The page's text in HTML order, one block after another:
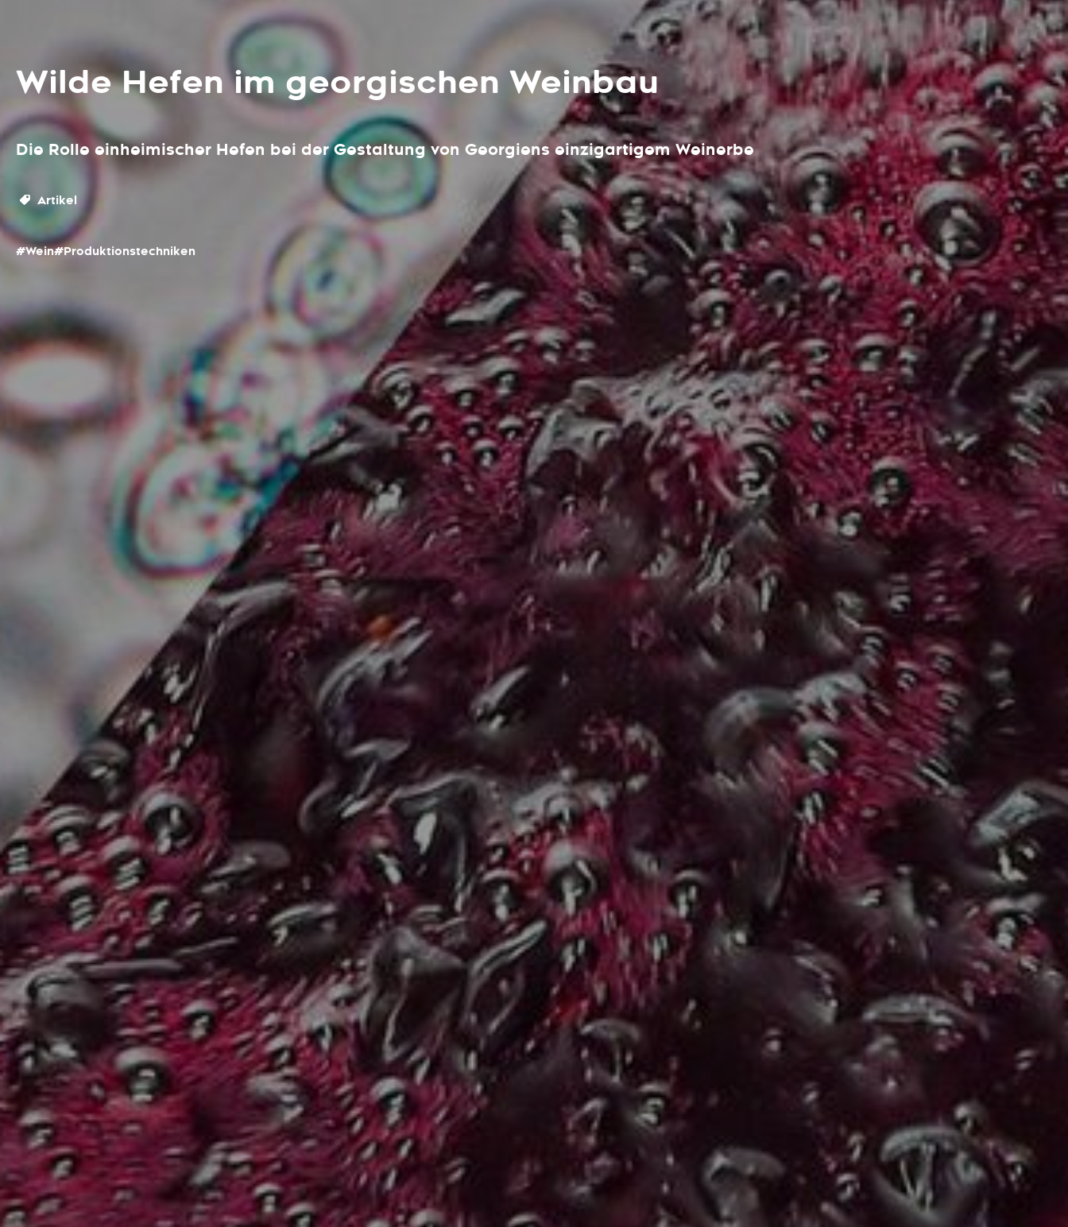
Wilde Hefen im georgischen Weinbau
Die Rolle einheimischer Hefen bei der Gestaltung von Georgiens einzigartigem Weinerbe
Artikel
#Wein#Produktionstechniken